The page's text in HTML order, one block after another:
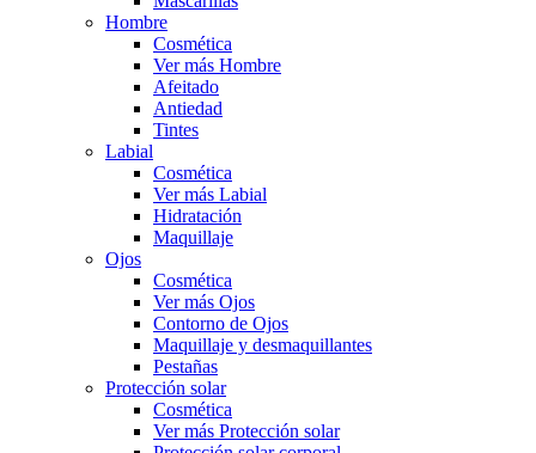
Hombre
Cosmética
Ver más Hombre
Afeitado
Antiedad
Tintes
Labial
Cosmética
Ver más Labial
Hidratación
Maquillaje
Ojos
Cosmética
Ver más Ojos
Contorno de Ojos
Maquillaje y desmaquillantes
Pestañas
Protección solar
Cosmética
Ver más Protección solar